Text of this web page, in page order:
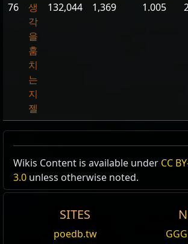
76
생
각
을
훔
치
는
지
젤
132,044 1,369 1.005
필사실 지도
지도
전용 지도 장치에서 이 아이템을 사용해
지도 안으로 이동할 수 있습니다. 한 번
Wikis Content is available under CC
3.0 unless otherwise noted.
SITES
poedb.tw